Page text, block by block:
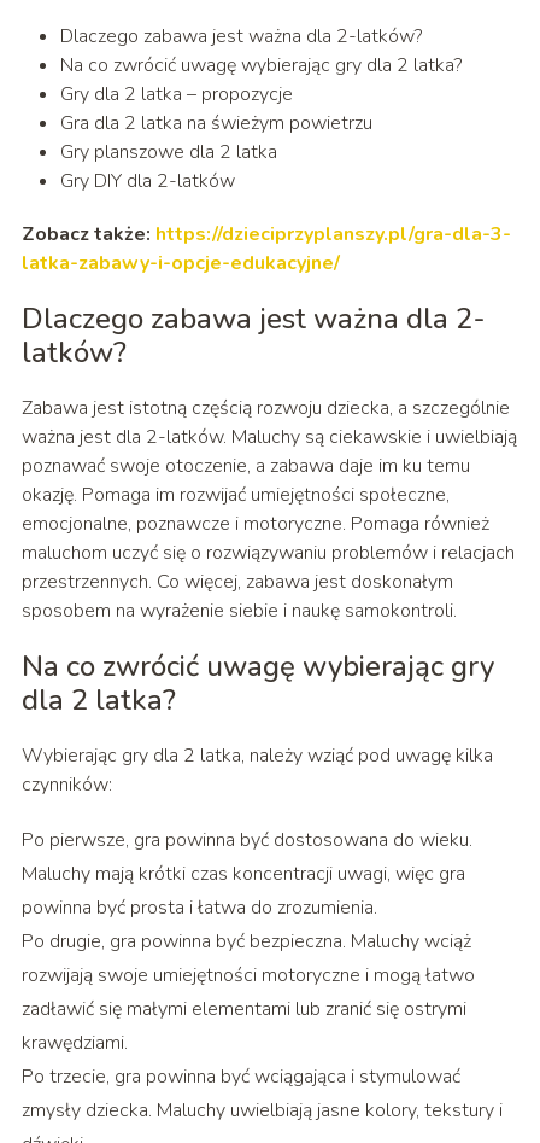
Dlaczego zabawa jest ważna dla 2-latków?
Na co zwrócić uwagę wybierając gry dla 2 latka?
Gry dla 2 latka – propozycje
Gra dla 2 latka na świeżym powietrzu
Gry planszowe dla 2 latka
Gry DIY dla 2-latków
Zobacz także: https://dzieciprzyplanszy.pl/gra-dla-3-
latka-zabawy-i-opcje-edukacyjne/
Dlaczego zabawa jest ważna dla 2-
latków?
Zabawa jest istotną częścią rozwoju dziecka, a szczególnie
ważna jest dla 2-latków. Maluchy są ciekawskie i uwielbiają
poznawać swoje otoczenie, a zabawa daje im ku temu
okazję. Pomaga im rozwijać umiejętności społeczne,
emocjonalne, poznawcze i motoryczne. Pomaga również
maluchom uczyć się o rozwiązywaniu problemów i relacjach
przestrzennych. Co więcej, zabawa jest doskonałym
sposobem na wyrażenie siebie i naukę samokontroli.
Na co zwrócić uwagę wybierając gry
dla 2 latka?
Wybierając gry dla 2 latka, należy wziąć pod uwagę kilka
czynników:
Po pierwsze, gra powinna być dostosowana do wieku.
Maluchy mają krótki czas koncentracji uwagi, więc gra
powinna być prosta i łatwa do zrozumienia.
Po drugie, gra powinna być bezpieczna. Maluchy wciąż
rozwijają swoje umiejętności motoryczne i mogą łatwo
zadławić się małymi elementami lub zranić się ostrymi
krawędziami.
Po trzecie, gra powinna być wciągająca i stymulować
zmysły dziecka. Maluchy uwielbiają jasne kolory, tekstury i